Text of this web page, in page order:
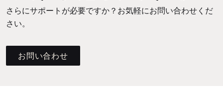
さらにサポートが必要ですか？お気軽にお問い合わせくだ
さい。
お問い合わせ